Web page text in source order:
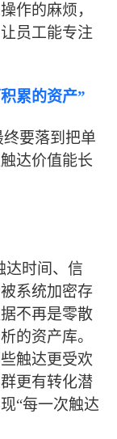
作的麻烦，
员工能专注
累的资产”
终要落到把单
达价值能长
时间、信
系统加密存
不再是零散
的资产库。
触达更受欢
更有转化潜
“每一次触达